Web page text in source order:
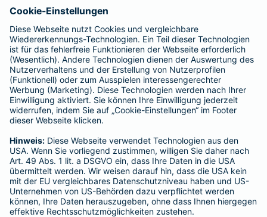
Barmenia ist Teil der BarmeniaGothaer
BELIEBTE SEITEN
Kranken-Zusatzversicherung
Tierversicherungen
Haftpflichtversicherung
Hausratversicherung
Adresse ändern
Schaden melden
Kilometerstandsmeldung
Serviceübersicht